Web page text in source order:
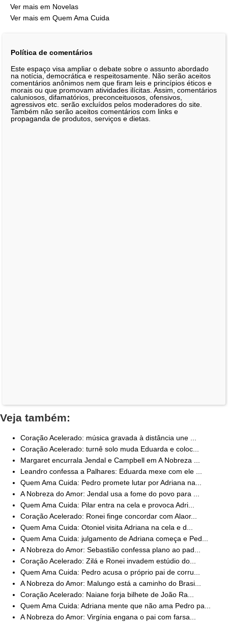
Ver mais em Novelas
Ver mais em Quem Ama Cuida
Política de comentários
Este espaço visa ampliar o debate sobre o assunto abordado
na notícia, democrática e respeitosamente. Não serão aceitos
comentários anônimos nem que firam leis e princípios éticos e
morais ou que promovam atividades ilícitas. Assim, comentários
caluniosos, difamatórios, preconceituosos, ofensivos,
agressivos etc. serão excluídos pelos moderadores do site.
Também não serão aceitos comentários com links e
propaganda de produtos, serviços e dietas.
Veja também:
Coração Acelerado: música gravada à distância une ...
Coração Acelerado: turnê solo muda Eduarda e coloc...
Margaret encurrala Jendal e Campbell em A Nobreza ...
Leandro confessa a Palhares: Eduarda mexe com ele ...
Quem Ama Cuida: Pedro promete lutar por Adriana na...
A Nobreza do Amor: Jendal usa a fome do povo para ...
Quem Ama Cuida: Pilar entra na cela e provoca Adri...
Coração Acelerado: Ronei finge concordar com Alaor...
Quem Ama Cuida: Otoniel visita Adriana na cela e d...
Quem Ama Cuida: julgamento de Adriana começa e Ped...
A Nobreza do Amor: Sebastião confessa plano ao pad...
Coração Acelerado: Zilá e Ronei invadem estúdio do...
Quem Ama Cuida: Pedro acusa o próprio pai de corru...
A Nobreza do Amor: Malungo está a caminho do Brasi...
Coração Acelerado: Naiane forja bilhete de João Ra...
Quem Ama Cuida: Adriana mente que não ama Pedro pa...
A Nobreza do Amor: Virgínia engana o pai com farsa...